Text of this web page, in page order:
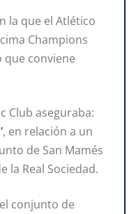
la que el Atlético
Champions
que conviene
Club aseguraba:
, en relación a un
de San Mamés
la Real Sociedad.
conjunto de